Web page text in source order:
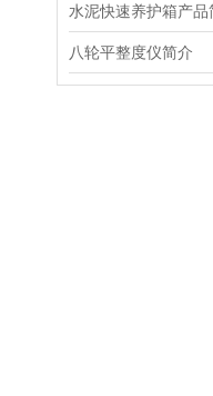
水泥快速养护箱产品
八轮平整度仪简介